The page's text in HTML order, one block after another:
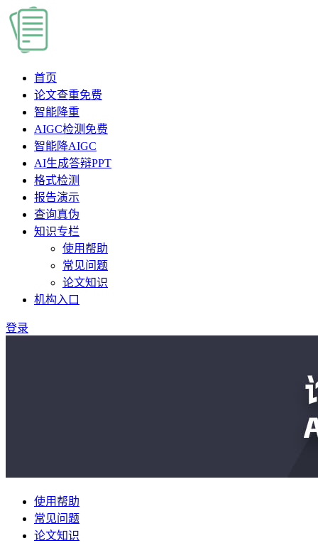
首页
论文查重免费
智能降重
AIGC检测 免费
智能降AIGC
AI生成答辩PPT
格式检测
报告演示
查询真伪
知识专栏
使用帮助
常见问题
论文知识
机构入口
登录
使用帮助
常见问题
论文知识